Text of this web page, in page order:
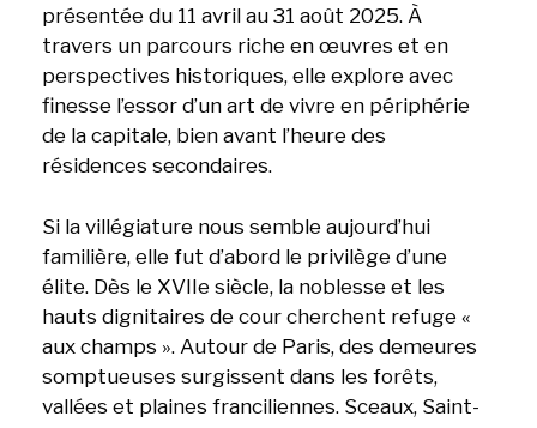
présentée du 11 avril au 31 août 2025. À
travers un parcours riche en œuvres et en
perspectives historiques, elle explore avec
finesse l’essor d’un art de vivre en périphérie
de la capitale, bien avant l’heure des
résidences secondaires.
Si la villégiature nous semble aujourd’hui
familière, elle fut d’abord le privilège d’une
élite. Dès le XVIIe siècle, la noblesse et les
hauts dignitaires de cour cherchent refuge «
aux champs ». Autour de Paris, des demeures
somptueuses surgissent dans les forêts,
vallées et plaines franciliennes. Sceaux, Saint-